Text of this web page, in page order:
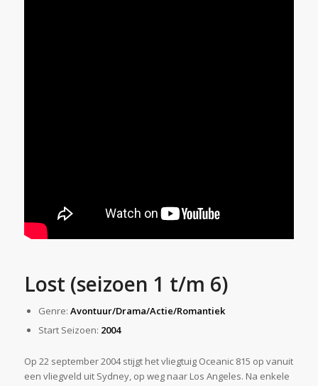
Lost (seizoen 1 t/m 6)
Genre: Avontuur/Drama/Actie/Romantiek
Start Seizoen: 2004
Op 22 september 2004 stijgt het vliegtuig Oceanic 815 op vanuit
een vliegveld uit Sydney, op weg naar Los Angeles. Na enkele